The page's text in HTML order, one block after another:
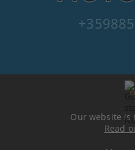
Our website is
Read